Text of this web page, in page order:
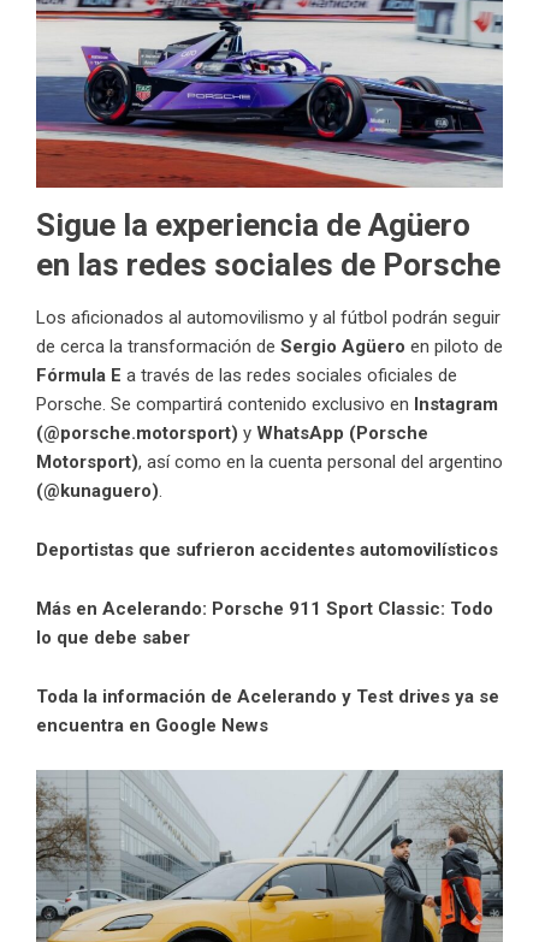
Sigue la experiencia de Agüero
en las redes sociales de Porsche
Los aficionados al automovilismo y al fútbol podrán seguir
de cerca la transformación de Sergio Agüero en piloto de
Fórmula E a través de las redes sociales oficiales de
Porsche. Se compartirá contenido exclusivo en Instagram
(@porsche.motorsport) y WhatsApp (Porsche
Motorsport), así como en la cuenta personal del argentino
(@kunaguero).
Deportistas que sufrieron accidentes automovilísticos
Más en Acelerando: Porsche 911 Sport Classic: Todo
lo que debe saber
Toda la información de Acelerando y Test drives ya se
encuentra en Google News